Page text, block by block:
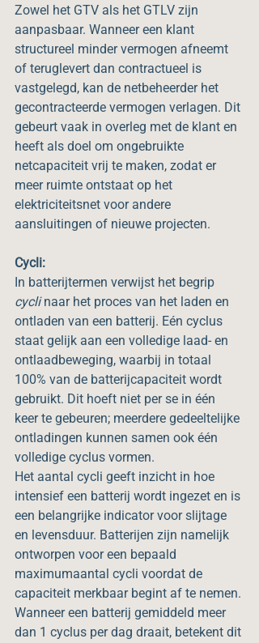
Zowel het GTV als het GTLV zijn
aanpasbaar. Wanneer een klant
structureel minder vermogen afneemt
of teruglevert dan contractueel is
vastgelegd, kan de netbeheerder het
gecontracteerde vermogen verlagen. Dit
gebeurt vaak in overleg met de klant en
heeft als doel om ongebruikte
netcapaciteit vrij te maken, zodat er
meer ruimte ontstaat op het
elektriciteitsnet voor andere
aansluitingen of nieuwe projecten.
Cycli:
In batterijtermen verwijst het begrip
cycli naar het proces van het laden en
ontladen van een batterij. Eén cyclus
staat gelijk aan een volledige laad- en
ontlaadbeweging, waarbij in totaal
100% van de batterijcapaciteit wordt
gebruikt. Dit hoeft niet per se in één
keer te gebeuren; meerdere gedeeltelijke
ontladingen kunnen samen ook één
volledige cyclus vormen.
Het aantal cycli geeft inzicht in hoe
intensief een batterij wordt ingezet en is
een belangrijke indicator voor slijtage
en levensduur. Batterijen zijn namelijk
ontworpen voor een bepaald
maximumaantal cycli voordat de
capaciteit merkbaar begint af te nemen.
Wanneer een batterij gemiddeld meer
dan 1 cyclus per dag draait, betekent dit